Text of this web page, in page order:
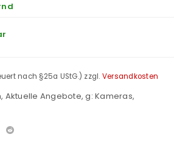
nach §25a UStG.) zzgl. Versandkosten
, Aktuelle Angebote,g: Kameras,